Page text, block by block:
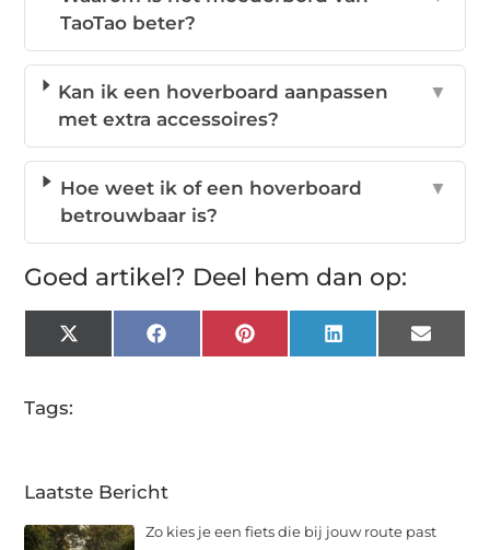
TaoTao beter?
Kan ik een hoverboard aanpassen
met extra accessoires?
▼
Hoe weet ik of een hoverboard
betrouwbaar is?
▼
Goed artikel? Deel hem dan op:
X
(Twitter)
FacebookPinterestLinkedInEmail
Tags:
Laatste Bericht
Zo kies je een fiets die bij jouw route past